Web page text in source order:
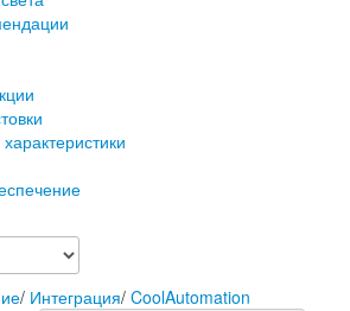
/ Интеграция/ CoolAutomation